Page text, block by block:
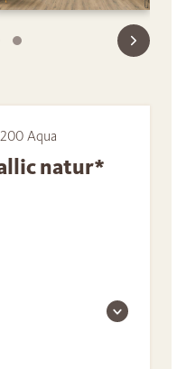
Aqua
natur*